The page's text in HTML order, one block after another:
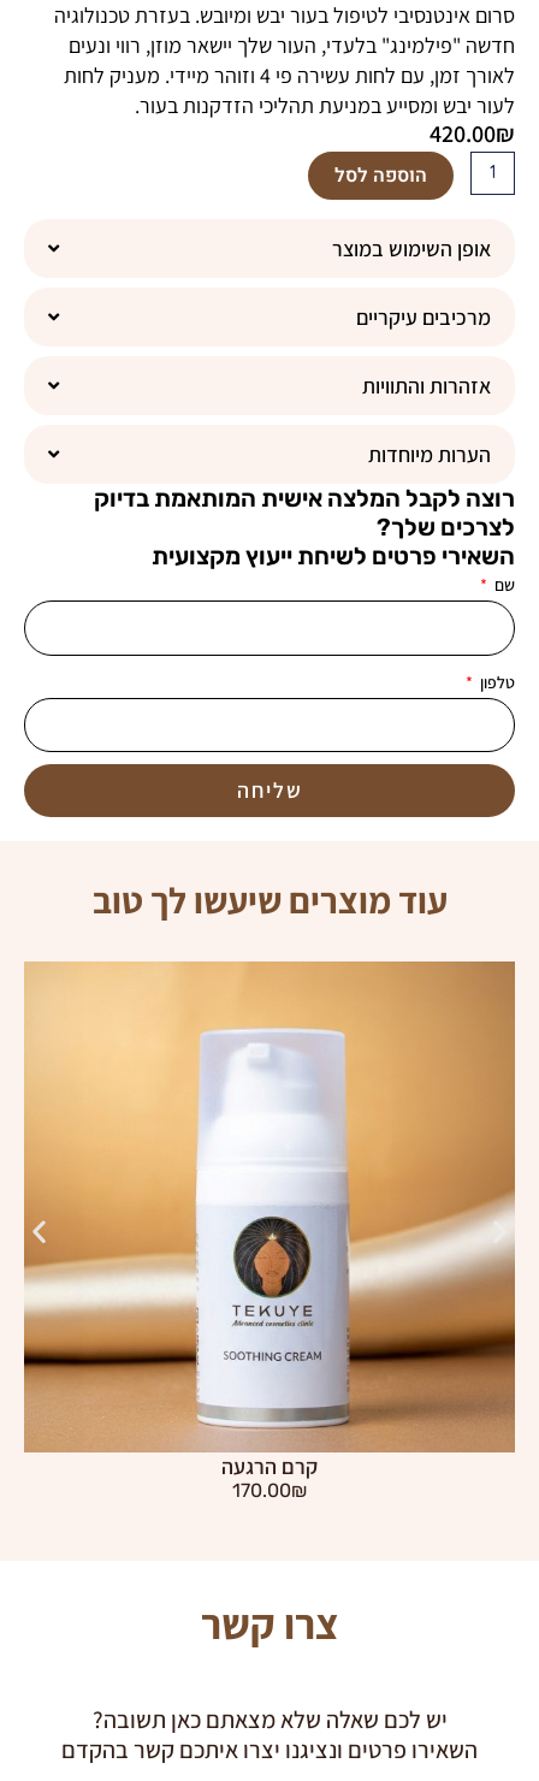
סרום אינטנסיבי לטיפול בעור יבש ומיובש. בעזרת טכנולוגיה
חדשה "פילמינג" בלעדי, העור שלך יישאר מוזן, רווי ונעים
לאורך זמן, עם לחות עשירה פי 4 וזוהר מיידי. מעניק לחות
לעור יבש ומסייע במניעת תהליכי הזדקנות בעור.
420.00₪
כמות
של
סרום
הוספה לסל
אופן השימוש במוצר
מרכיבים עיקריים
אזהרות והתוויות
הערות מיוחדות
רוצה לקבל המלצה אישית המותאמת בדיוק
לצרכים שלך?
השאירי פרטים לשיחת ייעוץ מקצועית
שם
טלפון
שליחה
עוד מוצרים שיעשו לך טוב
קרם הרגעה
170.00₪
צרו קשר
יש לכם שאלה שלא מצאתם כאן תשובה?
השאירו פרטים ונציגנו יצרו איתכם קשר בהקדם